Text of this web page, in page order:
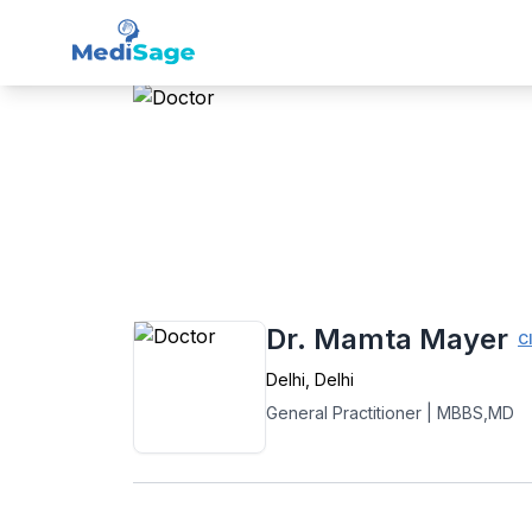
Dr. Mamta Mayer
Delhi Delhi
General Practitioner
MBBS,MD